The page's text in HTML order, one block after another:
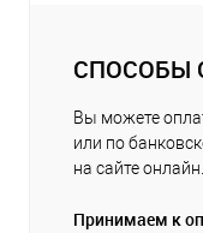
СПОСОБЫ
Вы можете
или по
на сайте онлайн.
Принимаем к